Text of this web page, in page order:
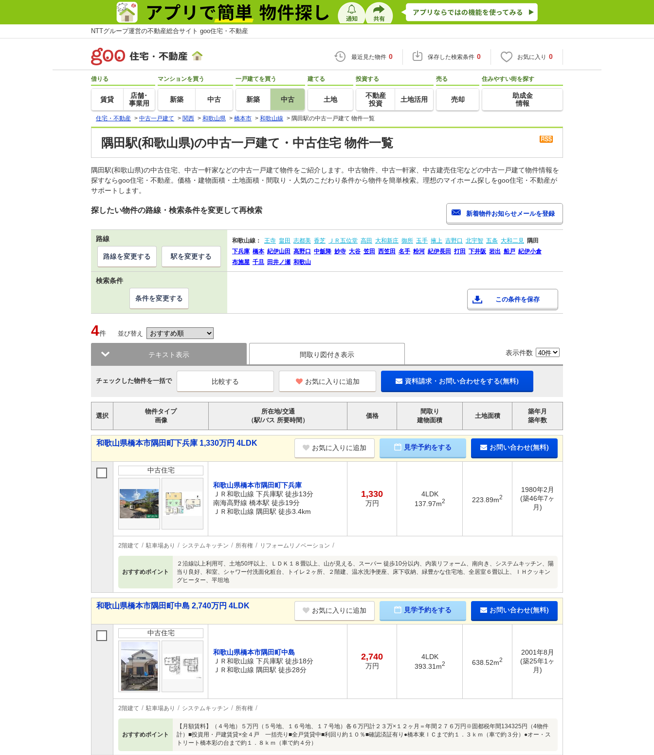
NTTグループ運営の不動産総合サイト goo住宅・不動産
最近見た物件 0 保存した検索条件 0 お気に入り 0
借りる
賃貸
店舗･
事業用
マンションを買う
新築 中古
一戸建てを買う
新築 中古
建てる
土地
投資する
不動産
投資
土地活用
売る
売却
住みやすい街を探す
助成金
情報
住宅・不動産 > 中古一戸建て > 関西 > 和歌山県 > 橋本市 > 和歌山線 > 隅田駅の中古一戸建て 物件一覧
隅田駅(和歌山県)の中古一戸建て・中古住宅 物件一覧
隅田駅(和歌山県)の中古住宅、中古一軒家などの中古一戸建て物件をご紹介します。中古物件、中古一軒家、中古建売住宅などの中古一戸建て物件情報を
探すならgoo住宅・不動産。価格・建物面積・土地面積・間取り・人気のこだわり条件から物件を簡単検索。理想のマイホーム探しをgoo住宅・不動産が
サポートします。
探したい物件の路線・検索条件を変更して再検索
路線 和歌山線： 王寺 畠田 志都美 香芝 ＪＲ五位堂 高田 大和新庄 御所 玉手 掖上 吉野口 北宇智 五条 大和二見 隅田
下兵庫 橋本 紀伊山田 高野口 中飯降 妙寺 大谷 笠田 西笠田 名手 粉河 紀伊長田 打田 下井阪 岩出 船戸 紀伊小倉
布施屋 千旦 田井ノ瀬 和歌山
路線を変更する 駅を変更する
検索条件
この条件を保存
条件を変更する
4件 並び替え
テキスト表示 間取り図付き表示 表示件数
チェックした物件を一括で お気に入りに追加 資料請求・お問い合わせをする(無料)
選択
物件タイプ
画像
所在地/交通
（駅/バス 所要時間）
価格
間取り
建物面積
土地面積
築年月
築年数
和歌山県橋本市隅田町下兵庫 1,330万円 4LDK
お気に入りに追加 見学予約をする お問い合わせ(無料)
中古住宅
和歌山県橋本市隅田町下兵庫
ＪＲ和歌山線 下兵庫駅 徒歩13分
南海高野線 橋本駅 徒歩19分
ＪＲ和歌山線 隅田駅 徒歩3.4km
1,330
万円
4LDK
137.97m2 223.89m2
1980年2月
(築46年7ヶ
月)
2階建て 駐車場あり システムキッチン 所有権 リフォームリノベーション
おすすめポイント
２沿線以上利用可、土地50坪以上、ＬＤＫ１８畳以上、山が見える、スーパー 徒歩10分以内、内装リフォーム、南向き、システムキッチン、陽
当り良好、和室、シャワー付洗面化粧台、トイレ２ヶ所、２階建、温水洗浄便座、床下収納、緑豊かな住宅地、全居室６畳以上、ＩＨクッキン
グヒーター、平坦地
和歌山県橋本市隅田町中島 2,740万円 4LDK
お気に入りに追加 見学予約をする お問い合わせ(無料)
中古住宅
和歌山県橋本市隅田町中島
ＪＲ和歌山線 下兵庫駅 徒歩18分
ＪＲ和歌山線 隅田駅 徒歩28分
2,740
万円
4LDK
393.31m2 638.52m2
2001年8月
(築25年1ヶ
月)
2階建て 駐車場あり システムキッチン 所有権
おすすめポイント
【月額賃料】（４号地）５万円（５号地、１６号地、１７号地）各６万円計２３万×１２ヶ月＝年間２７６万円※固都税年間134325円（4物件
計）■投資用・戸建賃貸×全４戸 一括売り■全戸賃貸中■利回り約１０％■確認済証有り●橋本東ＩＣまで約１．３ｋｍ（車で約３分）●オー・ス
トリート橋本彩の台まで約１．８ｋｍ（車で約４分）